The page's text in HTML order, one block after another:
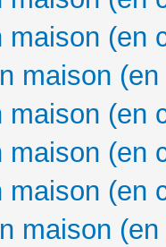
maison (en
maison
maison (en
maison (en
maison (en
maison